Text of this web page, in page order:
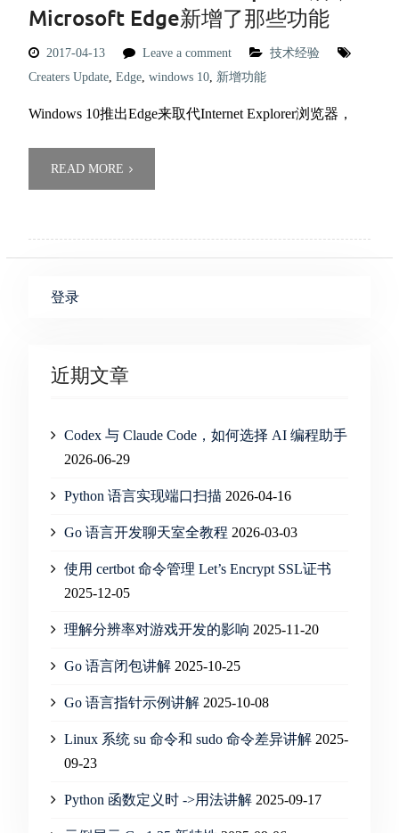
Microsoft Edge新增了那些功能
2017-04-13 Leave a comment
技术经验
Creaters Update, Edge, windows 10, 新增功能
Windows 10推出Edge来取代Internet Explorer浏览器，
READ MORE
登录
近期文章
Codex 与 Claude Code，如何选择 AI 编程助手
2026-06-29
Python 语言实现端口扫描 2026-04-16
Go 语言开发聊天室全教程 2026-03-03
使用 certbot 命令管理 Let’s Encrypt SSL证书
2025-12-05
理解分辨率对游戏开发的影响 2025-11-20
Go 语言闭包讲解 2025-10-25
Go 语言指针示例讲解 2025-10-08
Linux 系统 su 命令和 sudo 命令差异讲解 2025-
09-23
Python 函数定义时 ->用法讲解 2025-09-17